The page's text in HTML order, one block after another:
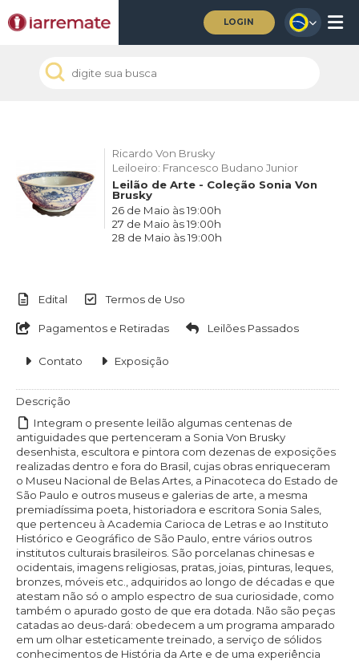
LOGIN
Ricardo Von Brusky
Leiloeiro: Francesco Budano Junior
Leilão de Arte - Coleção Sonia Von
Brusky
26 de Maio às 19:00h
27 de Maio às 19:00h
28 de Maio às 19:00h
Edital Termos de Uso
Pagamentos e Retiradas Leilões Passados
Contato Exposição
Descrição
Integram o presente leilão algumas centenas de
antiguidades que pertenceram a Sonia Von Brusky
desenhista, escultora e pintora com dezenas de exposições
realizadas dentro e fora do Brasil, cujas obras enriqueceram
o Museu Nacional de Belas Artes, a Pinacoteca do Estado de
São Paulo e outros museus e galerias de arte, a mesma
premiadíssima poeta, historiadora e escritora Sonia Sales,
que pertenceu à Academia Carioca de Letras e ao Instituto
Histórico e Geográfico de São Paulo, entre vários outros
institutos culturais brasileiros. São porcelanas chinesas e
ocidentais, imagens religiosas, pratas, joias, pinturas, leques,
bronzes, móveis etc., adquiridos ao longo de décadas e que
atestam não só o amplo espectro de sua curiosidade, como
também o apurado gosto de que era dotada. Não são peças
catadas ao deus-dará: obedecem a um programa amparado
em um olhar esteticamente treinado, a serviço de sólidos
conhecimentos de História da Arte e de uma experiência